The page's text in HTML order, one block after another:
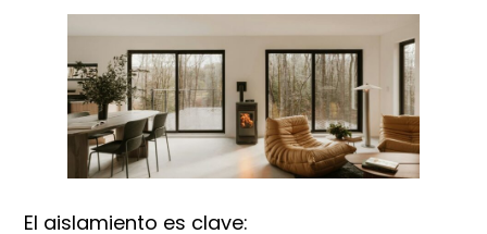
El aislamiento es clave: